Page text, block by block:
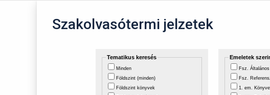
Szakolvasótermi jelzetek